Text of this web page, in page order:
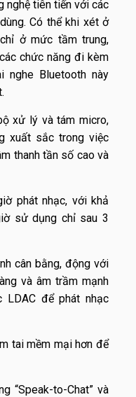
nghệ tiên tiến với các
Có thể khi xét ở
ở mức tầm trung,
chức năng đi kèm
nghe Bluetooth này
xử lý và tám micro,
xuất sắc trong việc
thanh tần số cao và
phát nhạc, với khả
sử dụng chỉ sau 3
cân bằng, động với
và âm trầm mạnh
để phát nhạc
tai mềm mại hơn để
“Speak-to-Chat” và